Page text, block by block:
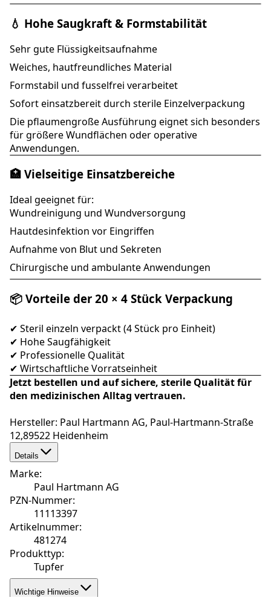
💧 Hohe Saugkraft & Formstabilität
Sehr gute Flüssigkeitsaufnahme
Weiches, hautfreundliches Material
Formstabil und fusselfrei verarbeitet
Sofort einsatzbereit durch sterile Einzelverpackung
Die pflaumengroße Ausführung eignet sich besonders
für größere Wundflächen oder operative
Anwendungen.
🏥 Vielseitige Einsatzbereiche
Ideal geeignet für:
Wundreinigung und Wundversorgung
Hautdesinfektion vor Eingriffen
Aufnahme von Blut und Sekreten
Chirurgische und ambulante Anwendungen
📦 Vorteile der 20 × 4 Stück Verpackung
✔ Steril einzeln verpackt (4 Stück pro Einheit)
✔ Hohe Saugfähigkeit
✔ Professionelle Qualität
✔ Wirtschaftliche Vorratseinheit
Jetzt bestellen und auf sichere, sterile Qualität für
den medizinischen Alltag vertrauen.
Hersteller: Paul Hartmann AG, Paul-Hartmann-Straße
12,89522 Heidenheim
Details
Marke:
Paul Hartmann AG
PZN-Nummer:
11113397
Artikelnummer:
481274
Produkttyp:
Tupfer
Wichtige Hinweise